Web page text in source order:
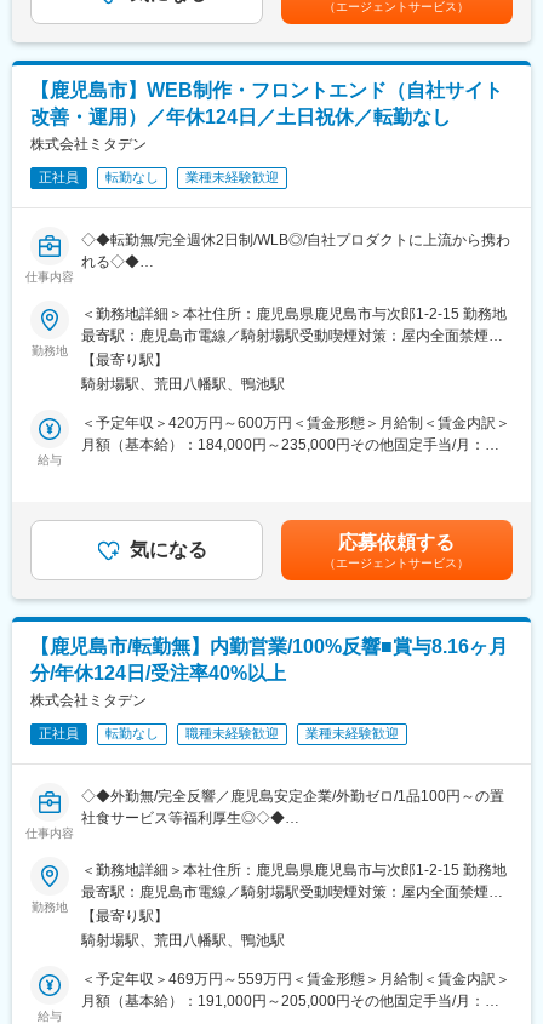
仕入先であるメーカーの勉強会等も定期的に開催しております
■募集背景：
将来を見越した増員募集となります。次世代を担う社員を新たに
お迎えしたいと考えております。
現在は営業所所長（50代）と事務員（40代）の2名体制です。
■当社について：
全国に営業所を構え、多数の地場有力建設会社との取引がありま
す。
更なる事業展開の為、ここ10年では、エリア拡大に力を入れ、こ
れからは、防災、国土強靭化の政策に対しても力を入れていく方
針です。
・PHP（Laravel）を中心としGithubを用いたチーム開発で進めて
署のメンバーと定期的に情報共有や技術相談を行いながら、チー
ムでサービス改善を進めています。
・自社サービスの開発のため、要件整理から設計・開発・改善提
案まで一貫して関わることができる環境です。
・リリース後のユーザー行動や事業KPIを見ながら改善を繰り返
し、サービスを継続的に進化させていきます。
また、技術的な改善や開発プロセスの改善など、エンジニアから
の提案も歓迎しており、サービスや開発環境をチームでより良く
していくことを大切にしています。
現在は各サイトの運営や改修対応を行っていますが、運用対応が
増える中で、サイト全体の最適化や新しい施策の実装まで十分に
手が回らない状況があります。
そこで今回、既存サービスの運用・機能改善を担いながら、サー
を募集します。
・開発成果が事業の売上やユーザー体験に直結するやりがいのあ
るポジションです。
・サイト全体・業務全体を見ながら、サービス改善に主体的に関
われるエンジニアを歓迎しています。
変更の範囲：会社の定める業務
当、役職手当、資格手当、残業手当賃金はあくまでも目安の金額
であり、選考を通じて上下する可能性があります。月給(月額)は固
定手当を含めた表記です。
（エージェントサービス）
【鹿児島市】WEB制作・フロントエンド（自社サイト
改善・運用）／年休124日／土日祝休／転勤なし
株式会社ミタデン
正社員 転勤なし 業種未経験歓迎
仕事内容
◇◆転勤無/完全週休2日制/WLB◎/自社プロダクトに上流から携わ
れる◇◆
<<魅力ポイント>>
・完全内製のため、企画→制作→運用→改善のすべてに関われ
る！
・数字で成果が見えるため、事業貢献を実感しやすい。
・20年連続増収増益の安定成長／業務用エアコンECで国内トップ
クラス
・鹿児島にいながら全国規模のEC運用・マーケティングに携われ
■職務内容：
ミタデンでは複数の自社Webサイトを内製で開発・運営していま
・運営で手一杯になりやすい
・新しい施策・改善提案まで手が回らない
・サイト横断での最適化が難しい
といった課題があります。
そこで今回は、
「運営を回すだけでなく、改善・提案まで担えるエンジニア」を
新たに募集します。
▼詳細：
・商品登録・更新（画像作成・説明文制作）
・キャンペーン運用、コラム作成
・売上・アクセスデータ分析／レポート作成
・SEO対策、UI/UX改善、ページ最適化
■組織構成：
勤務地
＜勤務地詳細＞本社住所：鹿児島県鹿児島市与次郎1-2-15 勤務地
最寄駅：鹿児島市電線／騎射場駅受動喫煙対策：屋内全面禁煙変
更の範囲：会社の定める事業所（リモートワーク含む）
【最寄り駅】
騎射場駅、荒田八幡駅、鴨池駅
給与
＜予定年収＞420万円～600万円＜賃金形態＞月給制＜賃金内訳＞
月額（基本給）：184,000円～235,000円その他固定手当/月：
無＞有＜残業手当＞有＜給与補足＞■昇給：年1回（4月）■賞与：
年2回（6月・12月／前年度実績5.68ヶ月分）※待遇は経験・スキ
ルなどに応じて決定します。■各種手当：・職能手当、役職手当、
資格手当、残業手当賃金はあくまでも目安の金額であり、選考を
通じて上下する可能性があります。月給(月額)は固定手当を含めた
表記です。
気になる 応募依頼する
（エージェントサービス）
【鹿児島市/転勤無】内勤営業/100%反響■賞与8.16ヶ月
分/年休124日/受注率40%以上
株式会社ミタデン
正社員 転勤なし 職種未経験歓迎 業種未経験歓迎
仕事内容
◇◆外勤無/完全反響／鹿児島安定企業/外勤ゼロ/1品100円～の置
社食サービス等福利厚生◎◇◆
■職務内容：
自社HP・ECサイトからお問い合わせいただいたお客様に対し、
電話・メールを中心に提案～受注（クロージング）までを担当す
る内勤営業です。
営業活動はすべて反響ベース。外勤や飛び込み営業はありませ
ん。
■職務詳細：
勤務地
＜勤務地詳細＞本社住所：鹿児島県鹿児島市与次郎1-2-15 勤務地
最寄駅：鹿児島市電線／騎射場駅受動喫煙対策：屋内全面禁煙変
更の範囲：会社の定める事業所（リモートワーク含む）
【最寄り駅】
騎射場駅、荒田八幡駅、鴨池駅
給与
＜予定年収＞469万円～559万円＜賃金形態＞月給制＜賃金内訳＞
月額（基本給）：191,000円～205,000円その他固定手当/月：